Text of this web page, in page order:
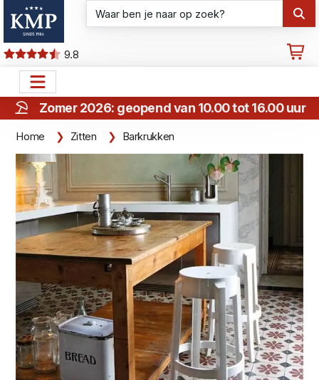
9.8
Zomer 2026: geopend van 10.00 tot 16.00 uur
Home Zitten Barkrukken